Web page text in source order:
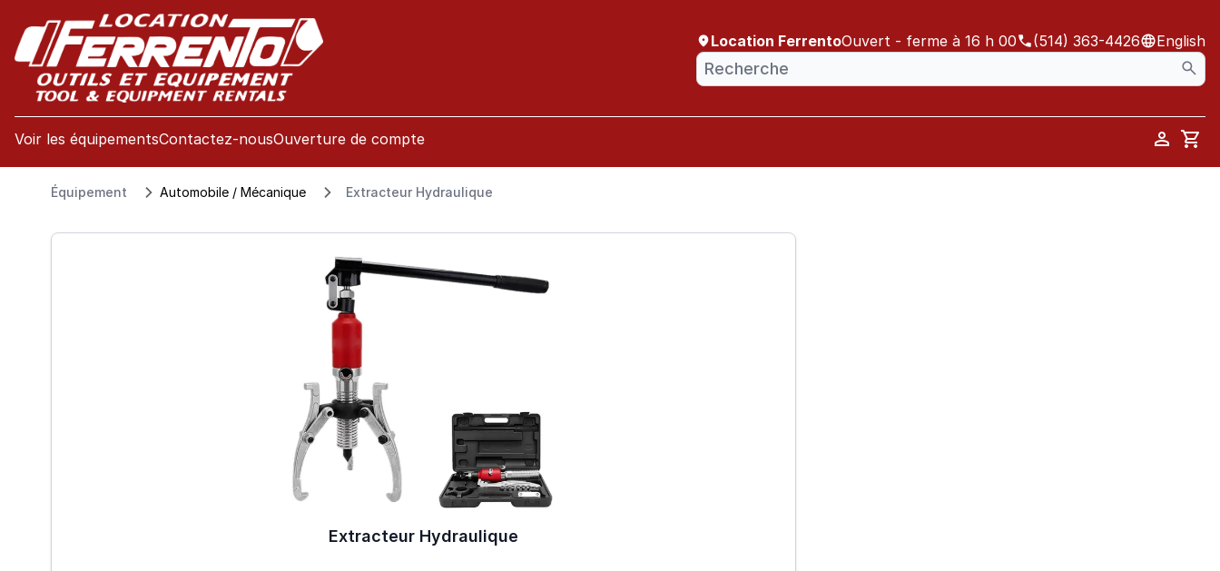
Location FerrentoOuvert - ferme à 16 h 00 (514) 363-4426 English
Voir les équipementsContactez-nousOuverture de compte
Cart
menu
Équipement Automobile / Mécanique Extracteur Hydraulique
Extracteur Hydraulique